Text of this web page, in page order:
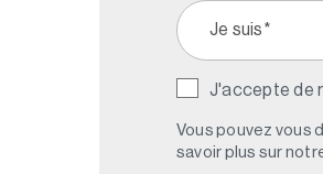
J'accepte de
Vous pouvez vous
savoir plus sur